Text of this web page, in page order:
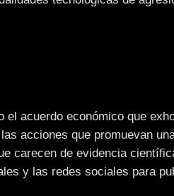
el acuerdo económico que
acciones que promuevan
carecen de evidencia
y las redes sociales para